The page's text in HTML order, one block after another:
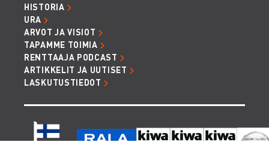
HISTORIA
URA
ARVOT JA VISIOT
TAPAMME TOIMIA
RENTTAAJA PODCAST
ARTIKKELIT JA UUTISET
LASKUTUSTIEDOT